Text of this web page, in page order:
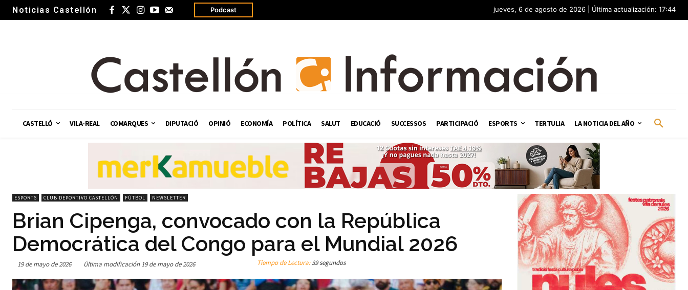
Noticias Castellón Podcast jueves, 6 de agosto de 2026 | Última actualización: 17:44
CASTELLÓ VILA-REAL COMARQUES DIPUTACIÓ OPINIÓ ECONOMÍA POLÍTICA SALUT EDUCACIÓ SUCCESSOS PARTICIPACIÓ ESPORTS TERTULIA LA NOTICIA DEL AÑO
ESPORTS CLUB DEPORTIVO CASTELLÓN FÚTBOL NEWSLETTER
Brian Cipenga, convocado con la República
Democrática del Congo para el Mundial 2026
19 de mayo de 2026 Última modificación 19 de mayo de 2026 Tiempo de Lectura:39 segundos